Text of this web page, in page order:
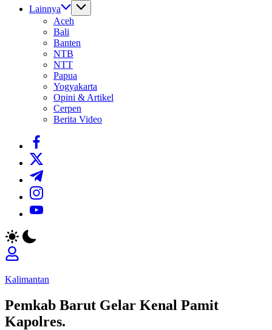
Lainnya
Aceh
Bali
Banten
NTB
NTT
Papua
Yogyakarta
Opini & Artikel
Cerpen
Berita Video
https://www.facebook.com/
https://twitter.com/
https://t.me/
https://www.instagram.com/
https://youtube.com/
Kalimantan
Pemkab Barut Gelar Kenal Pamit
Kapolres.